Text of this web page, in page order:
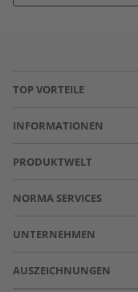
TOP VORTEILE
INFORMATIONEN
PRODUKTWELT
NORMA SERVICES
UNTERNEHMEN
AUSZEICHNUNGEN